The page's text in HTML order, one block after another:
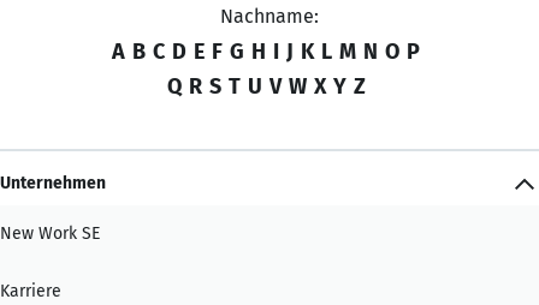
Nachname:
A B C D E F G H I J K L M N O P
Q R S T U V W X Y Z
Unternehmen
New Work SE
Karriere